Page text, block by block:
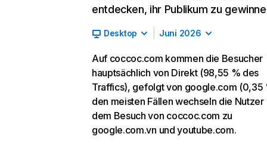
entdecken, ihr Publikum zu
Desktop Juni 2026
Auf coccoc.com kommen die Besucher
hauptsächlich von Direkt (98,55 % des
Traffics), gefolgt von google.com (0,35
den meisten Fällen wechseln die Nutzer
dem Besuch von coccoc.com zu
google.com.vn und youtube.com.